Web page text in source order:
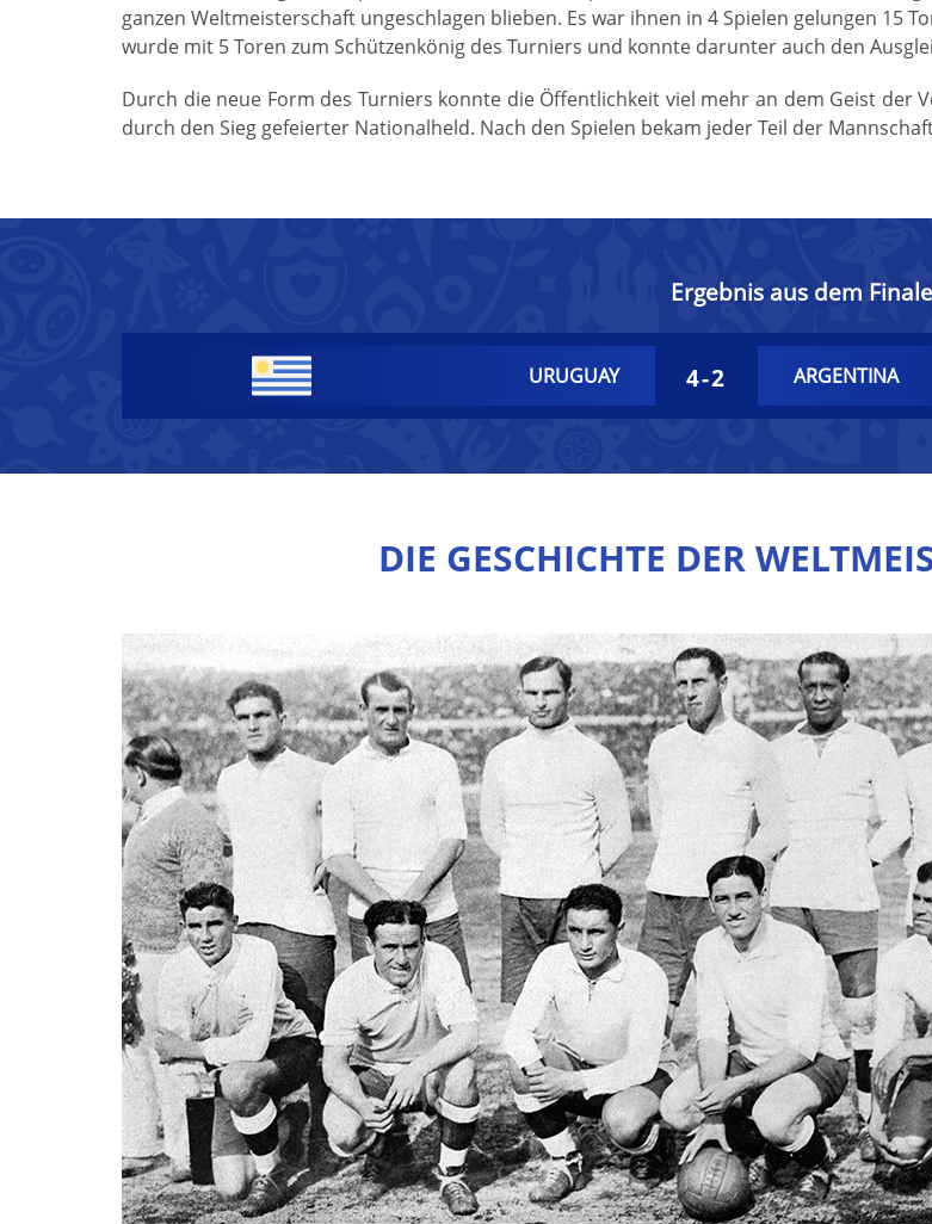
ganzen Weltmeisterschaft ungeschlagen blieben. Es war ihnen in 4 Spielen gelungen 15
wurde mit 5 Toren zum Schützenkönig des Turniers und konnte darunter auch den
Durch die neue Form des Turniers konnte die Öffentlichkeit viel mehr an dem Geist der
durch den Sieg gefeierter Nationalheld. Nach den Spielen bekam jeder Teil der
Ergebnis aus dem Finale
URUGUAY ARGENTINA
4-2
DIE GESCHICHTE DER